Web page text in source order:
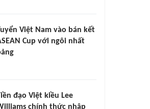
Việt Nam vào bán kết
Cup với ngôi nhất
đạo Việt kiều Lee
chính thức nhập